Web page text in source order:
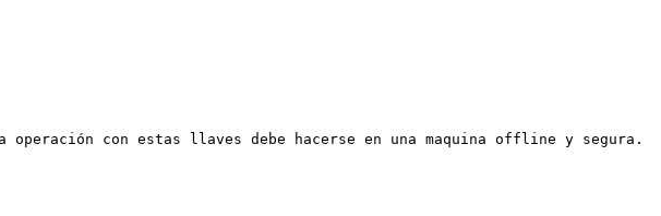
operación con estas llaves debe hacerse en una maquina offline y segura.